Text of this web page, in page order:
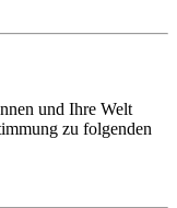
und Ihre Welt
zu folgenden